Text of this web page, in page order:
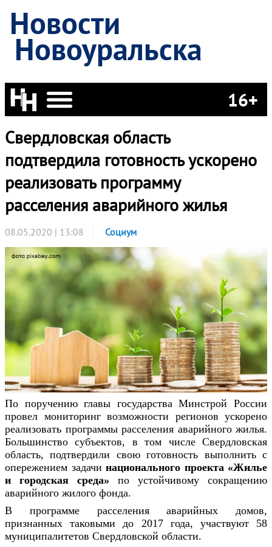
Новости
Новоуральска
16+
Свердловская область
подтвердила готовность ускорено
реализовать программу
расселения аварийного жилья
08.05.2020 | 13:08 Социум
По поручению главы государства Минстрой России
провел мониторинг возможности регионов ускорено
реализовать программы расселения аварийного жилья.
Большинство субъектов, в том числе Свердловская
область, подтвердили свою готовность выполнить с
опережением задачи национального проекта «Жилье
и городская среда» по устойчивому сокращению
аварийного жилого фонда.
В программе расселения аварийных домов,
признанных таковыми до 2017 года, участвуют 58
муниципалитетов Свердловской области.